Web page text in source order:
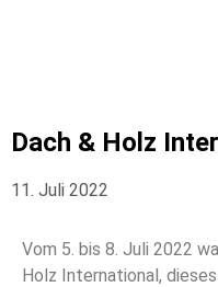
Dach & Holz
11. Juli 2022
Vom 5. bis 8. Juli 2022
Holz International,